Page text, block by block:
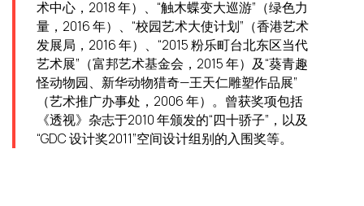
术中心，2018 年）、“触木蝶变大巡游”（绿色力
量，2016 年）、“校园艺术大使计划”（香港艺术
发展局，2016 年）、“2015 粉乐町台北东区当代
艺术展”（富邦艺术基金会，2015 年）及“葵青趣
怪动物园、新华动物猎奇—王天仁雕塑作品展”
（艺术推广办事处，2006 年）。曾获奖项包括
《透视》杂志于2010 年颁发的“四十骄子”，以及
“GDC 设计奖2011”空间设计组别的入围奖等。